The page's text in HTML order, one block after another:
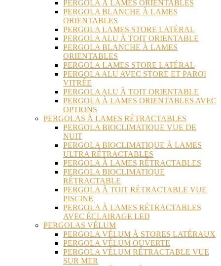
PERGOLA À LAMES ORIENTABLES
PERGOLA BLANCHE À LAMES
ORIENTABLES
PERGOLA LAMES STORE LATÉRAL
PERGOLA ALU À TOIT ORIENTABLE
PERGOLA BLANCHE À LAMES
ORIENTABLES
PERGOLA LAMES STORE LATÉRAL
PERGOLA ALU AVEC STORE ET PAROI
VITRÉE
PERGOLA ALU À TOIT ORIENTABLE
PERGOLA À LAMES ORIENTABLES AVEC
OPTIONS
PERGOLAS À LAMES RÉTRACTABLES
PERGOLA BIOCLIMATIQUE VUE DE
NUIT
PERGOLA BIOCLIMATIQUE À LAMES
ULTRA RÉTRACTABLES
PERGOLA À LAMES RÉTRACTABLES
PERGOLA BIOCLIMATIQUE
RÉTRACTABLE
PERGOLA À TOIT RÉTRACTABLE VUE
PISCINE
PERGOLA À LAMES RÉTRACTABLES
AVEC ÉCLAIRAGE LED
PERGOLAS VÉLUM
PERGOLA VÉLUM À STORES LATÉRAUX
PERGOLA VÉLUM OUVERTE
PERGOLA VÉLUM RÉTRACTABLE VUE
SUR MER